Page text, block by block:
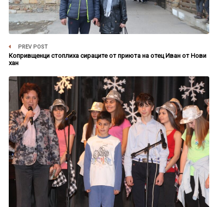
PREV POST
Копривщенци стоплиха сираците от приюта на отец Иван от Нови
хан